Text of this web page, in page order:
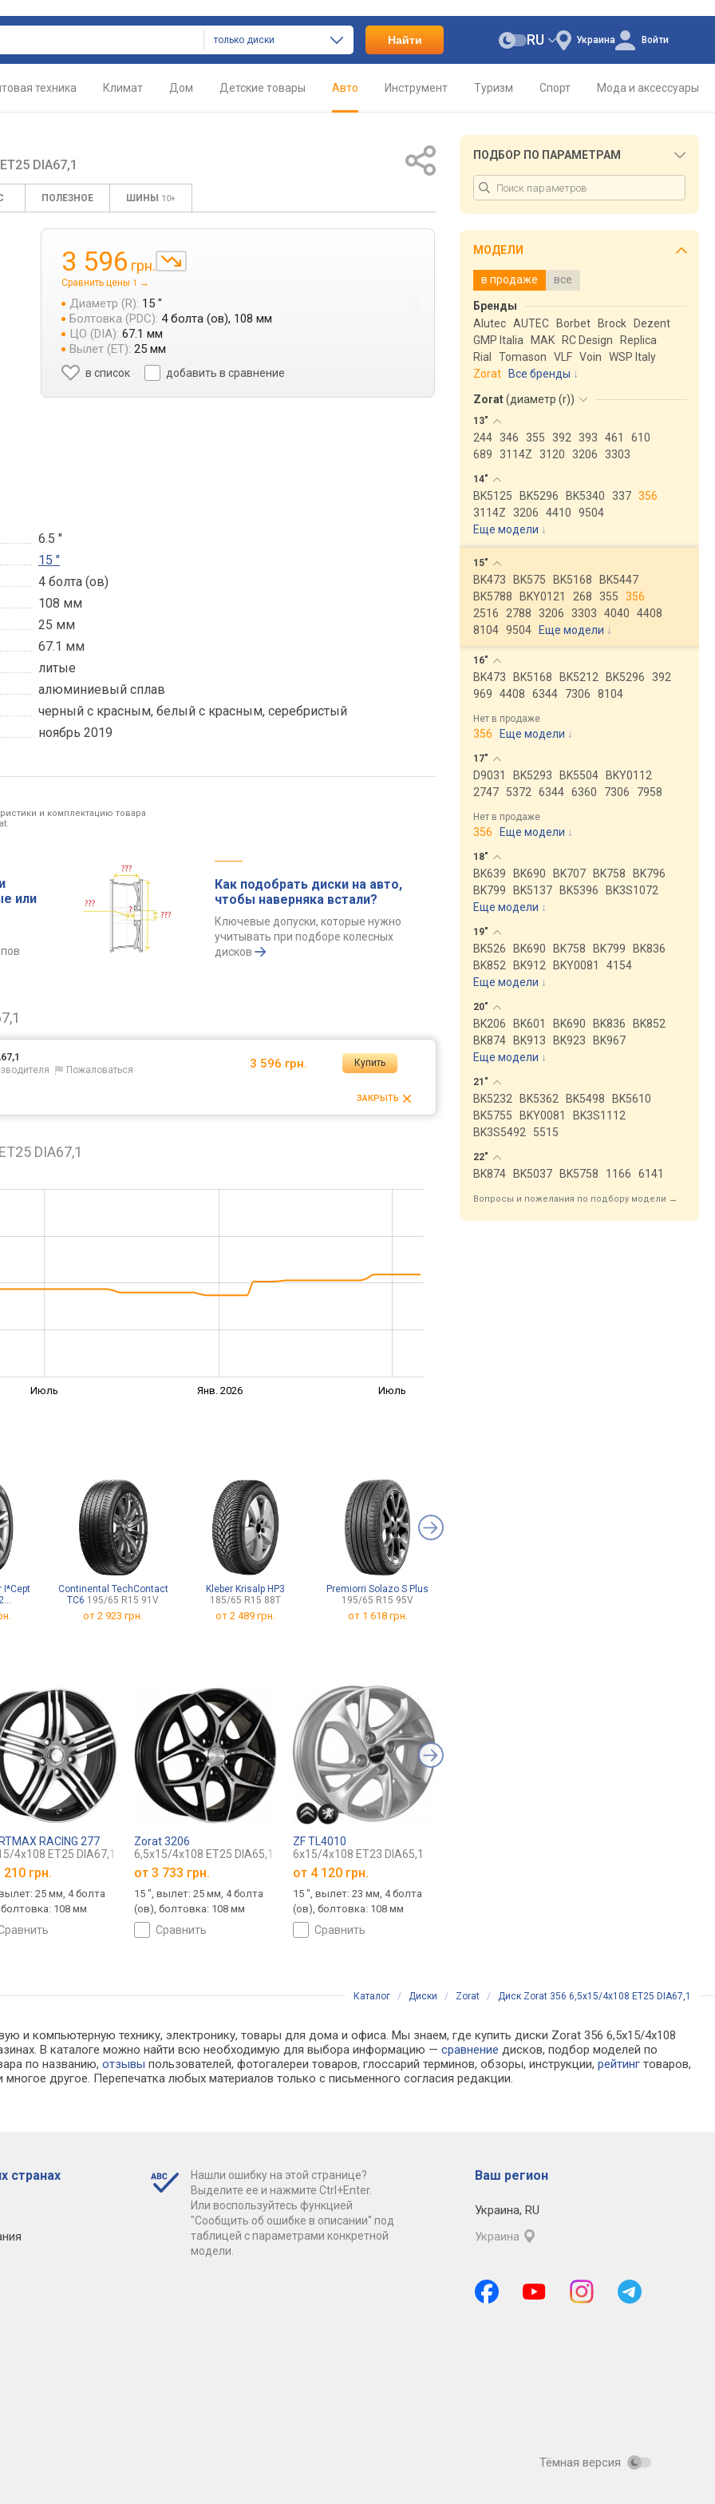
только диски Найти Украина
RU Войти
техника Климат Дом Детские товары Авто Инструмент Туризм Спорт Мода и аксессуары
DIA67,1
ПОЛЕЗНОЕ ШИНЫ 10+
3 596 грн.
Сравнить цены 1 →
Диаметр (R): 15 "
Болтовка (PDC): 4 болта (ов), 108 мм
ЦО (DIA): 67.1 мм
Вылет (ET): 25 мм
в список добавить в сравнение
6.5 "
15 "
4 болта (ов)
108 мм
25 мм
67.1 мм
литые
алюминиевый сплав
черный с красным, белый с красным, серебристый
ноябрь 2019
и комплектацию товара
или
Как подобрать диски на авто,
чтобы наверняка встали?
Ключевые допуски, которые нужно
учитывать при подборе колесных
дисков
Пожаловаться 3 596 грн. Купить
ЗАКРЫТЬ
DIA67,1
Июль Янв. 2026 Июль
I*Cept
Continental TechContact
TC6 195/65 R15 91V
от2 923 грн.
Kleber Krisalp HP3
185/65 R15 88T
от 2 489 грн.
Premiorri Solazo S Plus
195/65 R15 95V
от 1 618 грн.
RACING 277
4x108 ET25 DIA67,1
210 грн.
25 мм, 4 болта
108 мм
сравнить
Zorat 3206
6,5x15/4x108 ET25 DIA65,1
от3 733 грн.
15 ", вылет: 25 мм, 4 болта
(ов), болтовка: 108 мм
сравнить
ZF TL4010
6x15/4x108 ET23 DIA65,1
от 4 120 грн.
15 ", вылет: 23 мм, 4 болта
(ов), болтовка: 108 мм
сравнить
ПОДБОР ПО ПАРАМЕТРАМ
МОДЕЛИ
в продаже все
Бренды
Alutec AUTEC Borbet Brock
Dezent
GMP Italia
MAK RC Design
Replica
Rial
Tomason VLF Voin
WSP Italy
Zorat
Все бренды
Zorat(диаметр (r))
13"
244 346 355 392 393 461
610
689
3114Z 3120 3206 3303
14"
BK5125 BK5296 BK5340 337 356
3114Z
3206 4410
9504
Еще модели ↓
15"
BK473 BK575 BK5168
BK5447
BK5788
BKY0121 268 355
356
2516
2788 3206 3303 4040
4408
8104 9504 Еще модели ↓
16"
BK473 BK5168 BK5212 BK5296
392
969
4408 6344 7306 8104
Нет в продаже
356 Еще модели ↓
17"
D9031 BK5293 BK5504
BKY0112
2747
5372 6344 6360 7306 7958
Нет в продаже
356 Еще модели ↓
18"
BK639 BK690 BK707 BK758
BK796
BK799
BK5137 BK5396
BK3S1072
Еще модели ↓
19"
BK526 BK690 BK758 BK799
BK836
BK852
BK912 BKY0081
4154
Еще модели ↓
20"
BK206 BK601 BK690 BK836
BK852
BK874
BK913 BK923
BK967
Еще модели ↓
21"
BK5232 BK5362 BK5498
BK5610
BK5755
BKY0081
BK3S1112
BK3S5492
5515
22"
BK874 BK5037 BK5758 1166 6141
Вопросы и пожелания по подбору модели →
Каталог / Диски / Zorat / Диск Zorat 356 6,5x15/4x108 ET25 DIA67,1
и компьютерную технику, электронику, товары для дома и офиса. Мы знаем, где купить диски Zorat 356 6,5x15/4x108
В каталоге можно найти всю необходимую для выбора информацию —сравнение дисков, подбор моделей по
по названию,отзывы пользователей, фотогалереи товаров, глоссарий терминов, обзоры, инструкции,рейтинг товаров,
многое другое. Перепечатка любых материалов только с письменного согласия редакции.
странах
Нашли ошибку на этой странице?
Выделите ее и нажмите Ctrl+Enter.
Или воспользуйтесь функцией
"Сообщить об ошибке в описании" под
таблицей с параметрами конкретной
модели.
Ваш регион
Украина, RU
Украина
Тёмная версия